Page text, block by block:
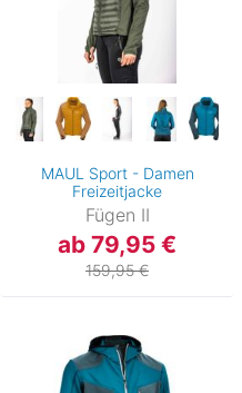
MAUL Sport - Damen
Freizeitjacke
Fügen II
ab 79,95 €
159,95 €